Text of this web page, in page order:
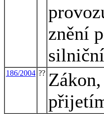
znění
186/2004 ??